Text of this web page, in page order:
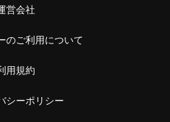
営会社
のご利用について
用規約
シーポリシー